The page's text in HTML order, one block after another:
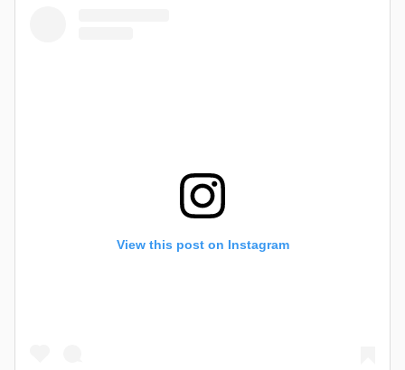
View this post on Instagram